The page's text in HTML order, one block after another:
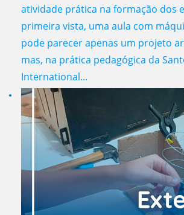
atividade prática na formação dos
primeira vista, uma aula com
pode parecer apenas um projeto
mas, na prática pedagógica da
International...